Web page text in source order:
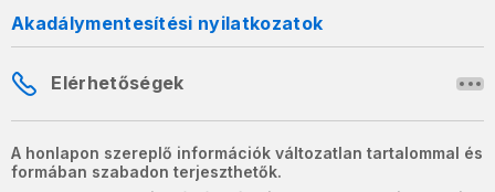
Akadálymentesítési nyilatkozatok
Elérhetőségek
A honlapon szereplő információk változatlan tartalommal és
formában szabadon terjeszthetők.